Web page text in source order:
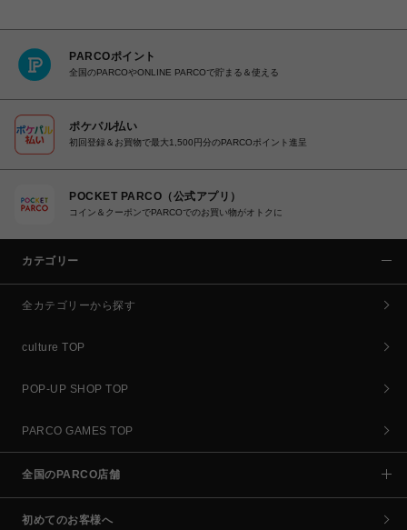
PARCOポイント
全国のPARCOやONLINE PARCOで貯まる＆使える
ポケパル払い
初回登録＆お買物で最大1,500円分のPARCOポイント進呈
POCKET PARCO（公式アプリ）
コイン＆クーポンでPARCOでのお買い物がオトクに
カテゴリー
全カテゴリーから探す
culture TOP
POP-UP SHOP TOP
PARCO GAMES TOP
全国のPARCO店舗
初めてのお客様へ